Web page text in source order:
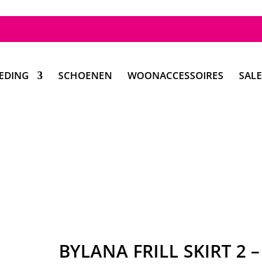
SCHOENEN WOONACCESSOIRES SALE
BYLANA FRILL SKIRT 2 –